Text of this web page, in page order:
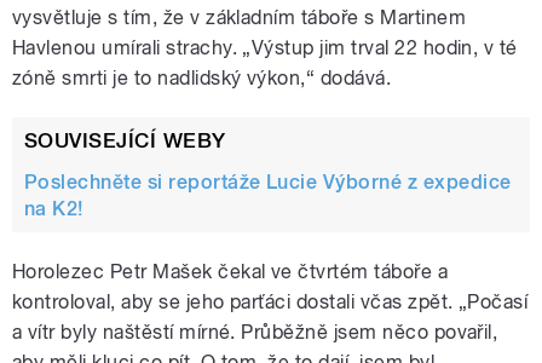
vysvětluje s tím, že v základním táboře s Martinem
Havlenou umírali strachy. „Výstup jim trval 22 hodin, v té
zóně smrti je to nadlidský výkon,“ dodává.
SOUVISEJÍCÍ WEBY
Poslechněte si reportáže Lucie Výborné z expedice
na K2!
Horolezec Petr Mašek čekal ve čtvrtém táboře a
kontroloval, aby se jeho parťáci dostali včas zpět. „Počasí
a vítr byly naštěstí mírné. Průběžně jsem něco povařil,